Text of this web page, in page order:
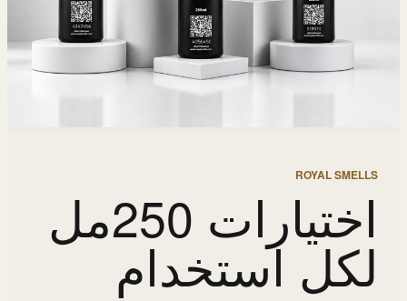
ROYAL SMELLS
اختيارات 250مل
لكل استخدام